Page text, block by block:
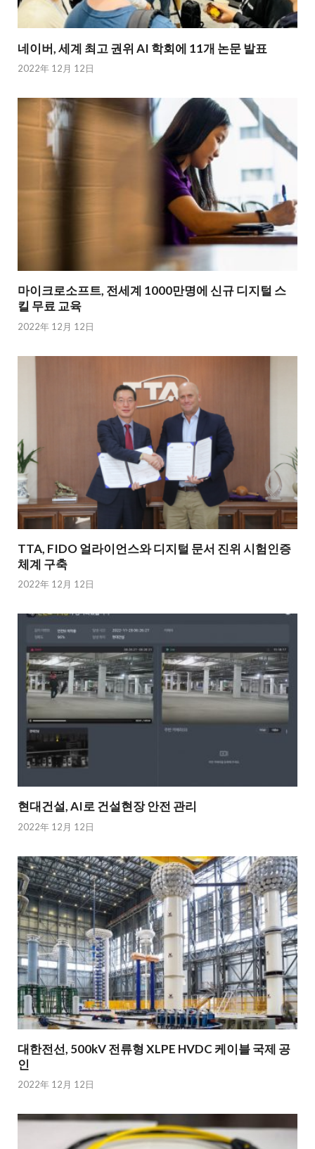
네이버, 세계 최고 권위 AI 학회에 11개 논문 발표
2022年 12月 12日
마이크로소프트, 전세계 1000만명에 신규 디지털 스
킬 무료 교육
2022年 12月 12日
TTA, FIDO 얼라이언스와 디지털 문서 진위 시험인증
체계 구축
2022年 12月 12日
현대건설, AI로 건설현장 안전 관리
2022年 12月 12日
대한전선, 500kV 전류형 XLPE HVDC 케이블 국제 공
인
2022年 12月 12日